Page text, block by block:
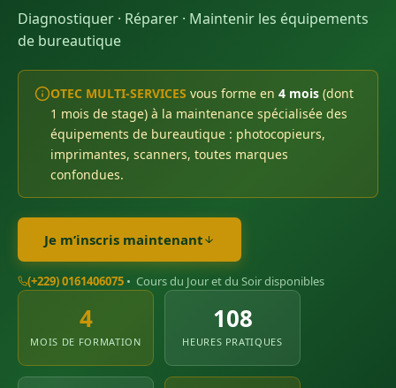
Diagnostiquer · Réparer · Maintenir les équipements
de bureautique
OTEC MULTI-SERVICES vous forme en 4 mois (dont
1 mois de stage) à la maintenance spécialisée des
équipements de bureautique : photocopieurs,
imprimantes, scanners, toutes marques
confondues.
Je m’inscris maintenant
(+229) 0161406075 • Cours du Jour et du Soir disponibles
4
MOIS DE FORMATION
108
HEURES PRATIQUES